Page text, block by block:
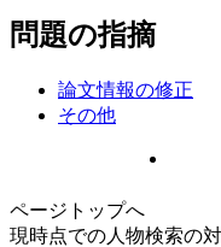
問題の指摘
論文情報の修正
その他
ページトップへ
現時点での人物検索の